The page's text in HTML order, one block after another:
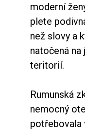
moderní
plete
než slovy a
natočená na
teritorií.
Rumunská
nemocný
potřebovala